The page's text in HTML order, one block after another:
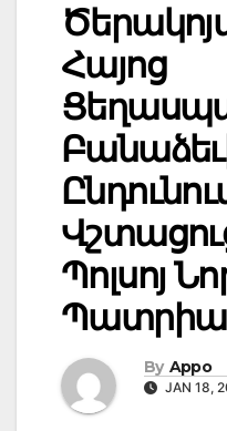
Հայոց
Պոլսոյ
By Appo
JAN 18,